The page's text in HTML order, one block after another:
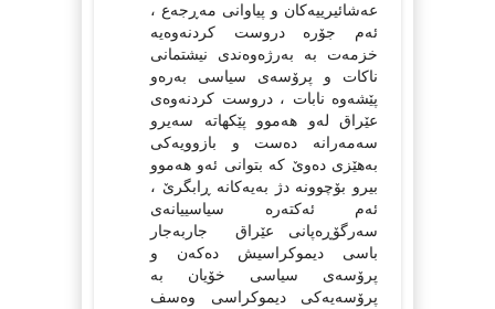
عەشائیرییەکان و پیاوانی مەڕجەع ،
ئەم جۆرە دروست کردنەوەیە
خزمەت بە بەرژەوەندی نیشتمانی
ناکات و پرۆسەی سیاسی بەرەو
پێشەوە نابات ، دروست کردنەوەی
عێراق لەو هەموو پێکهاتە سەیرو
سەمەرانە دەست و بازوویەکی
بەهێزی دەوێ کە بتوانی ئەو هەموو
بیرو بۆچوونە دژ بەیەکانە ڕابگرێ ،
ئەم ئەکتەرە سیاسییانەی
سەرگۆڕەپانی عێراق جاربەجار
باسی دیموکراسیش دەکەن و
پرۆسەی سیاسی خۆیان بە
پرۆسەیەکی دیموکراسی وەسف